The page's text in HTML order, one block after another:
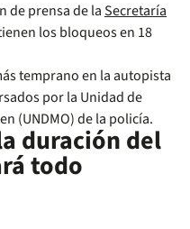
de prensa de laSecretaría
los bloqueos en 18
temprano en la autopista
por la Unidad de
(UNDMO) de la policía.
duración del
todo